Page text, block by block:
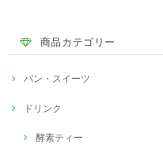
商品カテゴリー
パン・スイーツ
ドリンク
酵素ティー